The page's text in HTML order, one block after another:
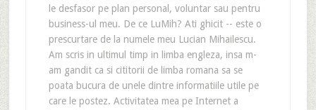
le desfasor pe plan personal, voluntar sau pentru
business-ul meu. De ce LuMih? Ati ghicit -- este o
prescurtare de la numele meu Lucian Mihailescu.
Am scris in ultimul timp in limba engleza, insa m-
am gandit ca si cititorii de limba romana sa se
poata bucura de unele dintre informatiile utile pe
care le postez. Activitatea mea pe Internet a